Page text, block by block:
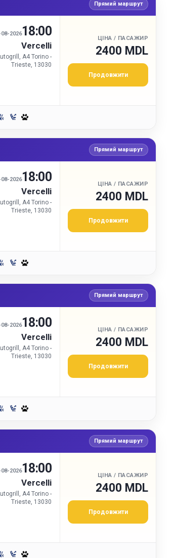
Прямий маршрут
202618:00
Vercelli
A4 Torino -
Trieste, 13030
ЦІНА / ПАСАЖИР
2400 MDL
Продовжити
Прямий маршрут
202618:00
Vercelli
A4 Torino -
Trieste, 13030
ЦІНА / ПАСАЖИР
2400 MDL
Продовжити
Прямий маршрут
202618:00
Vercelli
A4 Torino -
Trieste, 13030
ЦІНА / ПАСАЖИР
2400 MDL
Продовжити
Прямий маршрут
202618:00
Vercelli
A4 Torino -
Trieste, 13030
ЦІНА / ПАСАЖИР
2400 MDL
Продовжити